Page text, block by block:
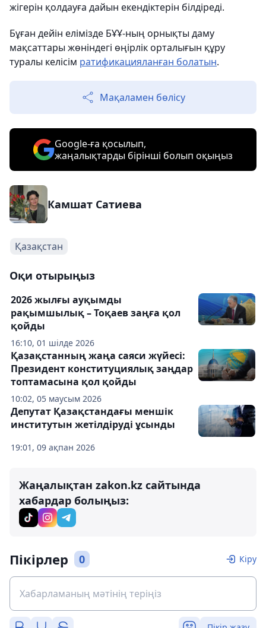
жігерін қолдауға дайын екендіктерін білдіреді.
Бұған дейін елімізде БҰҰ-ның орнықты даму
мақсаттары жөніндегі өңірлік орталығын құру
туралы келісім ратификацияланған болатын.
Мақаламен бөлісу
Google-ға қосылып,
жаңалықтарды бірінші болып оқыңыз
Камшат Сатиева
Қазақстан
Оқи отырыңыз
16:10, 01 шілде 2026
2026 жылғы ауқымды
рақымшылық – Тоқаев заңға қол
қойды
10:02, 05 маусым 2026
Қазақстанның жаңа саяси жүйесі:
Президент конституциялық заңдар
топтамасына қол қойды
19:01, 09 ақпан 2026
Депутат Қазақстандағы меншік
институтын жетілдіруді ұсынды
Жаңалықтан zakon.kz сайтында
хабардар болыңыз:
Пікірлер 0 Кіру